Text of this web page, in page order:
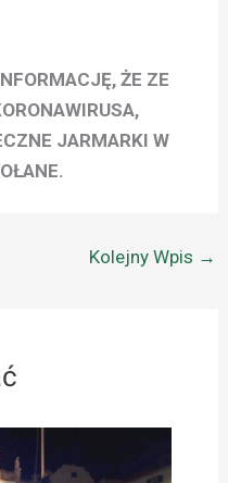
ŻE ZE
JARMARKI W
Kolejny Wpis →